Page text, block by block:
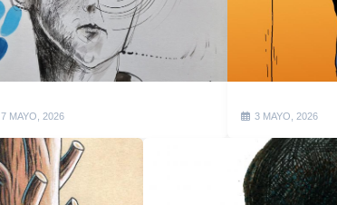
7 MAYO, 2026 3 MAYO, 2026